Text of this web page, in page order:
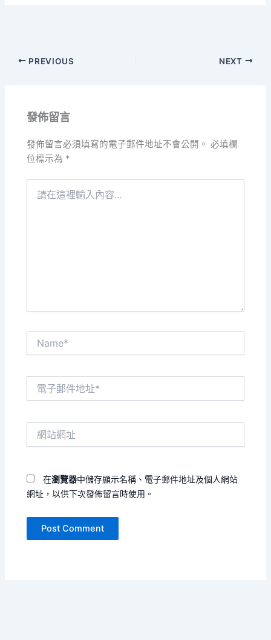
PREVIOUS NEXT
發佈留言
發佈留言必須填寫的電子郵件地址不會公開。 必填欄
位標示為 *
在瀏覽器中儲存顯示名稱、電子郵件地址及個人網站
網址，以供下次發佈留言時使用。